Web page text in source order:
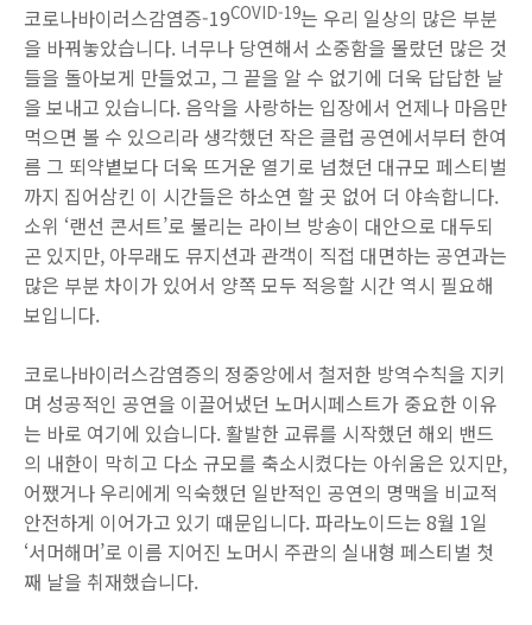
코로나바이러스감염증-19COVID-19는 우리 일상의 많은 부분
을 바꿔놓았습니다. 너무나 당연해서 소중함을 몰랐던 많은 것
들을 돌아보게 만들었고, 그 끝을 알 수 없기에 더욱 답답한 날
을 보내고 있습니다. 음악을 사랑하는 입장에서 언제나 마음만
먹으면 볼 수 있으리라 생각했던 작은 클럽 공연에서부터 한여
름 그 뙤약볕보다 더욱 뜨거운 열기로 넘쳤던 대규모 페스티벌
까지 집어삼킨 이 시간들은 하소연 할 곳 없어 더 야속합니다.
소위 ‘랜선 콘서트’로 불리는 라이브 방송이 대안으로 대두되
곤 있지만, 아무래도 뮤지션과 관객이 직접 대면하는 공연과는
많은 부분 차이가 있어서 양쪽 모두 적응할 시간 역시 필요해
보입니다.
코로나바이러스감염증의 정중앙에서 철저한 방역수칙을 지키
며 성공적인 공연을 이끌어냈던 노머시페스트가 중요한 이유
는 바로 여기에 있습니다. 활발한 교류를 시작했던 해외 밴드
의 내한이 막히고 다소 규모를 축소시켰다는 아쉬움은 있지만,
어쨌거나 우리에게 익숙했던 일반적인 공연의 명맥을 비교적
안전하게 이어가고 있기 때문입니다. 파라노이드는 8월 1일
‘서머해머’로 이름 지어진 노머시 주관의 실내형 페스티벌 첫
째 날을 취재했습니다.